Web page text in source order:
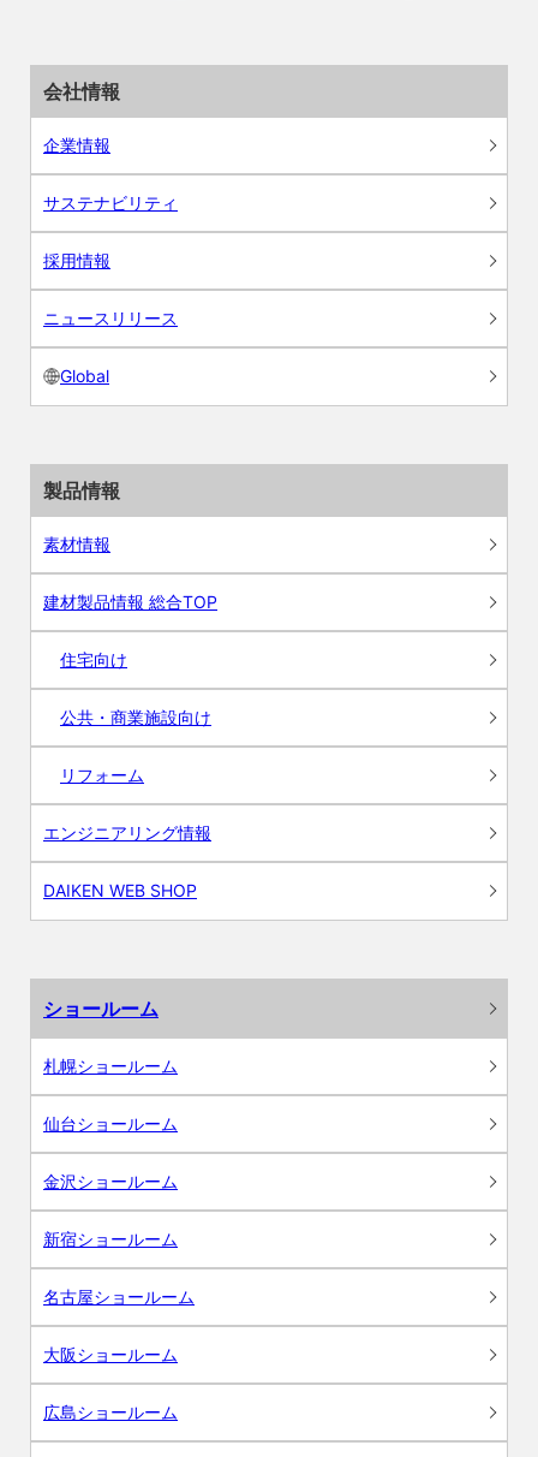
会社情報
企業情報
サステナビリティ
採用情報
ニュースリリース
Global
製品情報
素材情報
建材製品情報 総合TOP
住宅向け
公共・商業施設向け
リフォーム
エンジニアリング情報
DAIKEN WEB SHOP
ショールーム
札幌ショールーム
仙台ショールーム
金沢ショールーム
新宿ショールーム
名古屋ショールーム
大阪ショールーム
広島ショールーム